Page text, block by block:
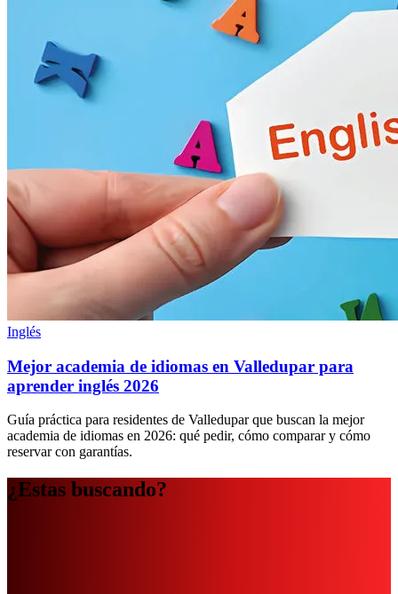
Inglés
Mejor academia de idiomas en Valledupar para
aprender inglés 2026
Guía práctica para residentes de Valledupar que buscan la mejor
academia de idiomas en 2026: qué pedir, cómo comparar y cómo
reservar con garantías.
¿Estas buscando?